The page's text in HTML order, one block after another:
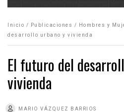
Inicio / Publicaciones / Hombres y
desarrollo urbano y vivienda
El futuro del
vivienda
MARIO VÁZQUEZ BARRIOS